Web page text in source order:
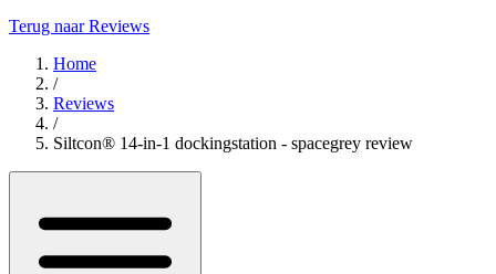
Terug naar Reviews
Home
/
Reviews
/
Siltcon® 14-in-1 dockingstation - spacegrey review